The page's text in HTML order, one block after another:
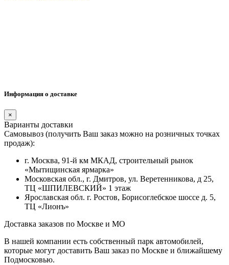
Информация о доставке
×
Варианты доставки
Самовывоз (получить Ваш заказ можно на розничных точках
продаж):
г. Москва, 91-й км МКАД, строительный рынок
«Мытищинская ярмарка»
Московская обл., г. Дмитров, ул. Веретенникова, д 25,
ТЦ «ШПИЛЕВСКИЙ» 1 этаж
Ярославская обл. г. Ростов, Борисоглебское шоссе д. 5,
ТЦ «Лионъ»
Доставка заказов по Москве и МО
В нашей компании есть собственный парк автомобилей,
которые могут доставить Ваш заказ по Москве и ближайшему
Подмосковью.